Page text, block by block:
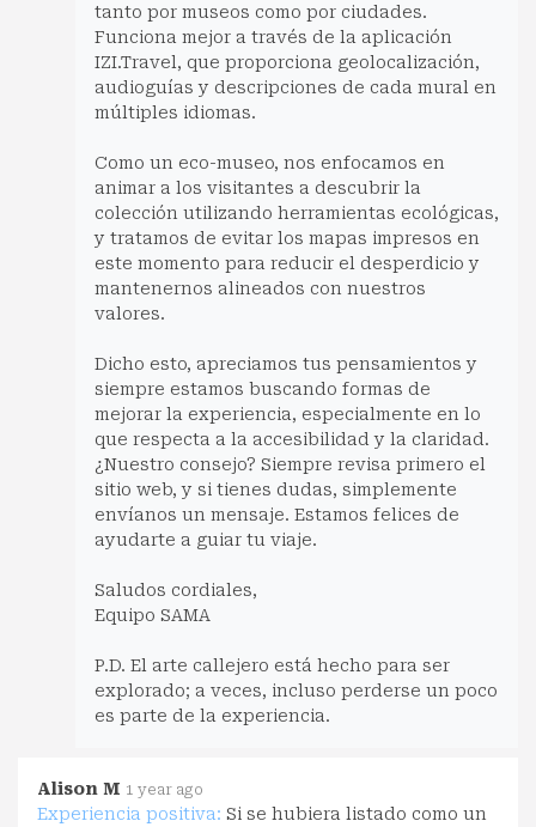
tanto por museos como por ciudades.
Funciona mejor a través de la aplicación
IZI.Travel, que proporciona geolocalización,
audioguías y descripciones de cada mural en
múltiples idiomas.
Como un eco-museo, nos enfocamos en
animar a los visitantes a descubrir la
colección utilizando herramientas ecológicas,
y tratamos de evitar los mapas impresos en
este momento para reducir el desperdicio y
mantenernos alineados con nuestros
valores.
Dicho esto, apreciamos tus pensamientos y
siempre estamos buscando formas de
mejorar la experiencia, especialmente en lo
que respecta a la accesibilidad y la claridad.
¿Nuestro consejo? Siempre revisa primero el
sitio web, y si tienes dudas, simplemente
envíanos un mensaje. Estamos felices de
ayudarte a guiar tu viaje.
Saludos cordiales,
Equipo SAMA
P.D. El arte callejero está hecho para ser
explorado; a veces, incluso perderse un poco
es parte de la experiencia.
Alison M 1 year ago
Experiencia positiva: Si se hubiera listado como un